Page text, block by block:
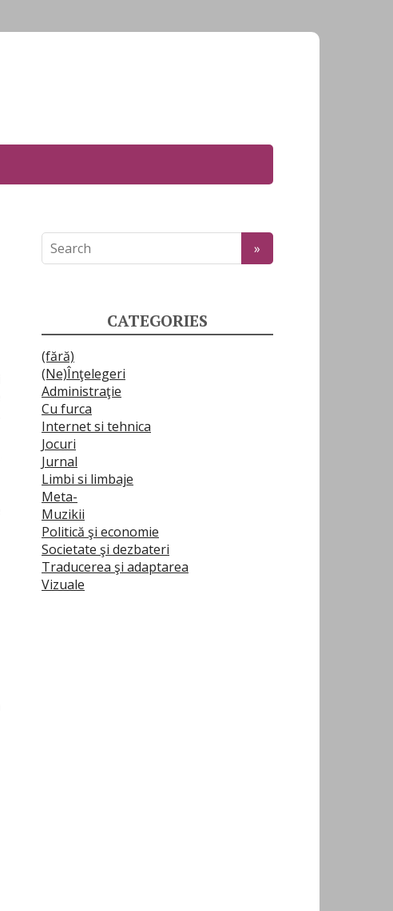
CATEGORIES
(fără)
(Ne)Înţelegeri
Administraţie
Cu furca
Internet si tehnica
Jocuri
Jurnal
Limbi si limbaje
Meta-
Muzikii
Politică şi economie
Societate şi dezbateri
Traducerea şi adaptarea
Vizuale